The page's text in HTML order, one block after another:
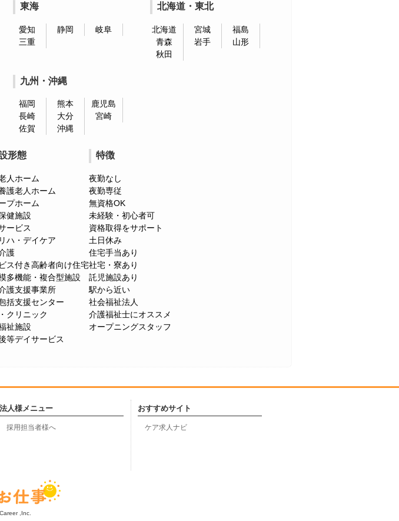
東海
愛知 静岡
岐阜
三重
北海道・東北
北海道 宮城
福島
青森
岩手
山形
秋田
九州・沖縄
福岡 熊本
鹿児島
長崎
大分
宮崎
佐賀
沖縄
形態
人ホーム
護老人ホーム
プホーム
健施設
ービス
ハ・デイケア
護
ス付き高齢者向け住宅
多機能・複合型施設
護支援事業所
括支援センター
クリニック
祉施設
等デイサービス
特徴
夜勤なし
夜勤専従
無資格OK
未経験・初心者可
資格取得をサポート
土日休み
住宅手当あり
社宅・寮あり
託児施設あり
駅から近い
社会福祉法人
介護福祉士にオススメ
オープニングスタッフ
法人様メニュー
採用担当者様へ
おすすめサイト
ケア求人ナビ
,Inc.